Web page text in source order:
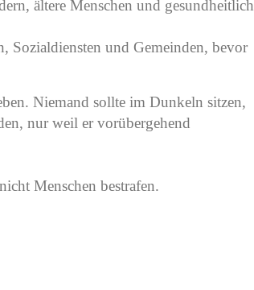
ältere Menschen und gesundheitlich
Sozialdiensten und Gemeinden, bevor
Niemand sollte im Dunkeln sitzen,
nur weil er vorübergehend
Menschen bestrafen.